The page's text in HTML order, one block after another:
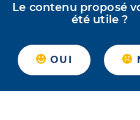
Le contenu proposé
été utile ?
OUI